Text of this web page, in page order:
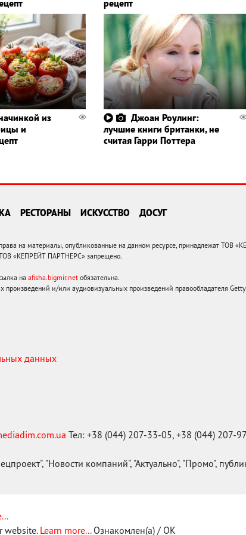
рецепт
из
и
Джоан Роулинг:
лучшие книги британки, не
считая Гарри Поттера
РЕСТОРАНЫ ИСКУССТВО ДОСУГ
на материалы, опубликованные на данном ресурсе, принадлежат ТОВ
ТОВ «КЕПРЕЙТ ПАРТНЕРС» запрещено.
на afisha.bigmir.net обязательна.
и/или аудиовизуальных произведений правообладателя Getty
данных
Тел: +38 (044) 207-33-05, +38 (044) 207-
"Новости компаний", "Актуально", "Промо",
website. Learn more... Ознакомлен(а) / OK